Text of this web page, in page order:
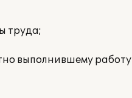
труда;
выполнившему работу